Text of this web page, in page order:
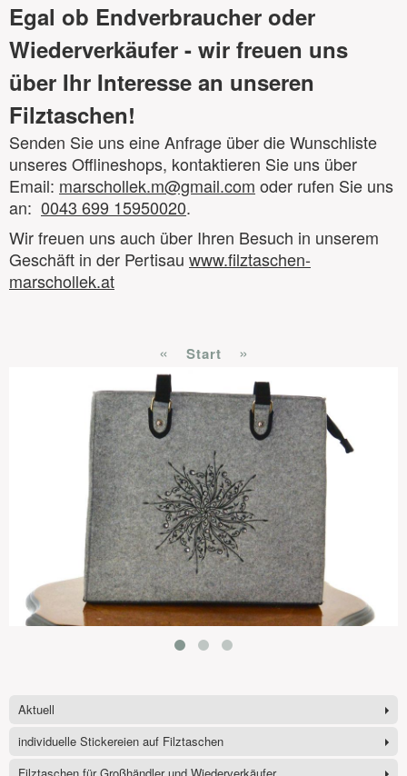
Egal ob Endverbraucher oder
Wiederverkäufer - wir freuen uns
über Ihr Interesse an unseren
Filztaschen!
Senden Sie uns eine Anfrage über die Wunschliste
unseres Offlineshops, kontaktieren Sie uns über
Email: marschollek.m@gmail.com oder rufen Sie uns
an: 0043 699 15950020.
Wir freuen uns auch über Ihren Besuch in unserem
Geschäft in der Pertisau www.filztaschen-
marschollek.at
« Start »
Aktuell
individuelle Stickereien auf Filztaschen